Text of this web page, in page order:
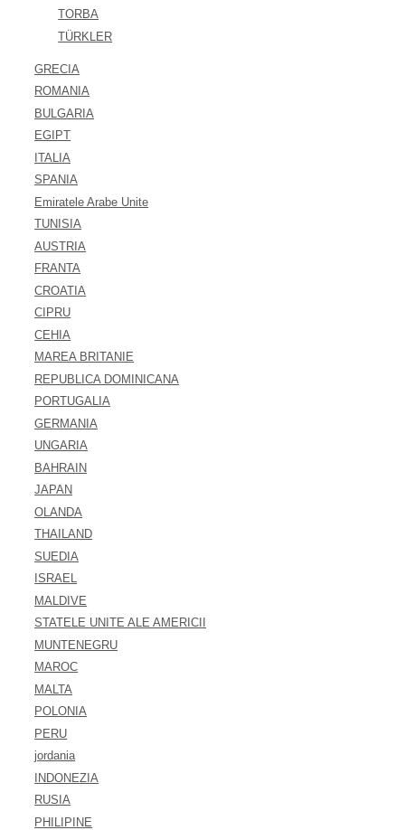
TORBA
TÜRKLER
GRECIA
ROMANIA
BULGARIA
EGIPT
ITALIA
SPANIA
Emiratele Arabe Unite
TUNISIA
AUSTRIA
FRANTA
CROATIA
CIPRU
CEHIA
MAREA BRITANIE
REPUBLICA DOMINICANA
PORTUGALIA
GERMANIA
UNGARIA
BAHRAIN
JAPAN
OLANDA
THAILAND
SUEDIA
ISRAEL
MALDIVE
STATELE UNITE ALE AMERICII
MUNTENEGRU
MAROC
MALTA
POLONIA
PERU
jordania
INDONEZIA
RUSIA
PHILIPINE